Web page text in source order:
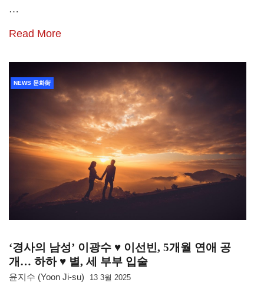
…
Read More
NEWS 문화街
‘경사의 남성’ 이광수 ♥ 이선빈, 5개월 연애 공
개… 하하 ♥ 별, 세 부부 입술
윤지수 (Yoon Ji-su) 13 3월 2025